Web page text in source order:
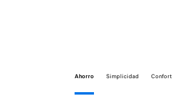
Ahorro Simplicidad Confort